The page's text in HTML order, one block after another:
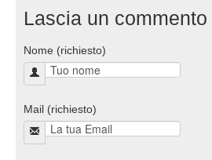
Lascia un commento
Nome (richiesto)
Mail (richiesto)